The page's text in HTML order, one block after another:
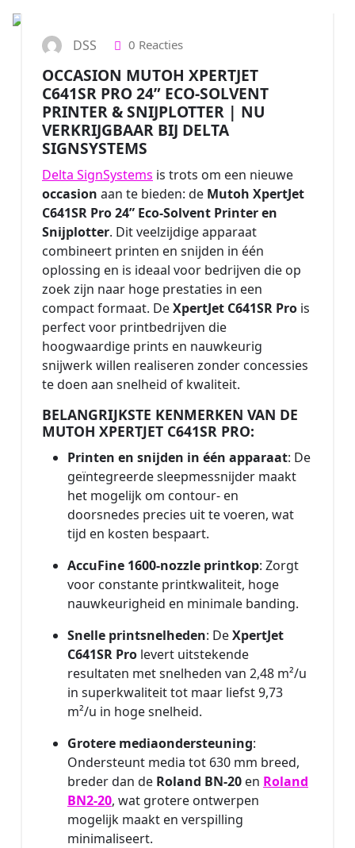
DSS 0 Reacties
OCCASION MUTOH XPERTJET
C641SR PRO 24” ECO-SOLVENT
PRINTER & SNIJPLOTTER | NU
VERKRIJGBAAR BIJ DELTA
SIGNSYSTEMS
Delta SignSystems is trots om een nieuwe
occasion aan te bieden: de Mutoh XpertJet
C641SR Pro 24” Eco-Solvent Printer en
Snijplotter. Dit veelzijdige apparaat
combineert printen en snijden in één
oplossing en is ideaal voor bedrijven die op
zoek zijn naar hoge prestaties in een
compact formaat. DeXpertJet C641SR Pro is
perfect voor printbedrijven die
hoogwaardige prints en nauwkeurig
snijwerk willen realiseren zonder concessies
te doen aan snelheid of kwaliteit.
BELANGRIJKSTE KENMERKEN VAN DE
MUTOH XPERTJET C641SR PRO:
Printen en snijden in één apparaat: De
geïntegreerde sleepmessnijder maakt
het mogelijk om contour- en
doorsnedes precies uit te voeren, wat
tijd en kosten bespaart.
AccuFine 1600-nozzle printkop: Zorgt
voor constante printkwaliteit, hoge
nauwkeurigheid en minimale banding.
Snelle printsnelheden: DeXpertJet
C641SR Pro levert uitstekende
resultaten met snelheden van 2,48 m²/u
in superkwaliteit tot maar liefst 9,73
m²/u in hoge snelheid.
Grotere mediaondersteuning:
Ondersteunt media tot 630 mm breed,
breder dan de Roland BN-20 en Roland
BN2-20, wat grotere ontwerpen
mogelijk maakt en verspilling
minimaliseert.